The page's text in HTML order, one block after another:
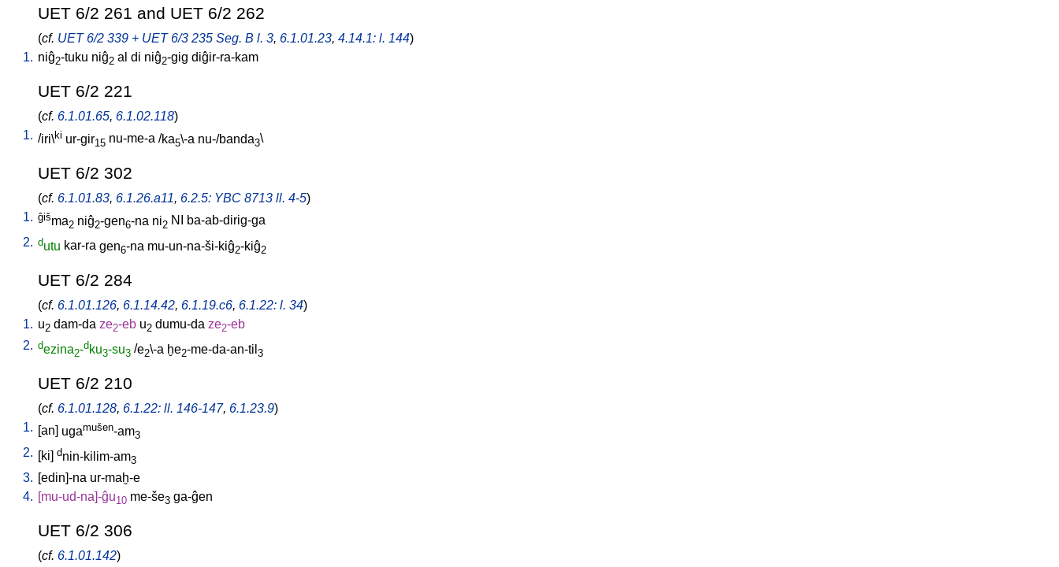
UET 6/2 261 and UET 6/2 262
(cf. UET 6/2 339 + UET 6/3 235 Seg. B l. 3, 6.1.01.23, 4.14.1: l. 144)
1. niĝ2-tuku niĝ2 al di niĝ2-gig diĝir-ra-kam
UET 6/2 221
(cf. 6.1.01.65, 6.1.02.118)
1. /iri\ki ur-gir15 nu-me-a /ka5\-a nu-/banda3\
UET 6/2 302
(cf. 6.1.01.83, 6.1.26.a11, 6.2.5: YBC 8713 ll. 4-5)
1. ĝišma2 niĝ2-gen6-na ni2 NI
ba-ab-dirig-ga
2. dutu kar-ra gen6-na mu-un-na-ši-kiĝ2-kiĝ2
UET 6/2 284
(cf. 6.1.01.126, 6.1.14.42, 6.1.19.c6, 6.1.22: l. 34)
1. u2 dam-da ze2-eb u2 dumu-da ze2-eb
2. dezina2-dku3-su3 /e2\-a ḫe2-me-da-an-til 3
UET 6/2 210
(cf. 6.1.01.128, 6.1.22: ll. 146-147, 6.1.23.9)
1.
an ugamušen-am3
2. ki dnin-kilim-am3
3. [edin]-na ur-maḫ-e
4. [mu-ud-na]-ĝu10 me-še3 ga-ĝen
UET 6/2 306
(cf. 6.1.01.142)